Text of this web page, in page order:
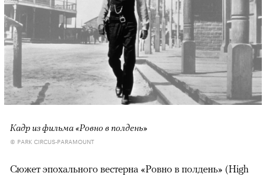
Кадр из фильма «Ровно в полдень»
© PARK CIRCUS-PARAMOUNT
Сюжет эпохального вестерна «Ровно в полдень» (High